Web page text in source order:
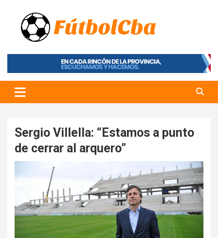
content
Fútbol CBA
Portal de Fútbol en Córdoba
Sergio Villella: “Estamos a punto
de cerrar al arquero”